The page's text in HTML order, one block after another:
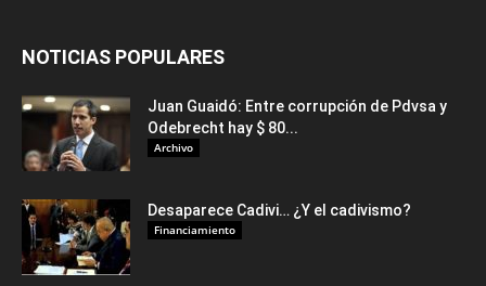
NOTICIAS POPULARES
Juan Guaidó: Entre corrupción de Pdvsa y
Odebrecht hay $ 80...
Archivo
Desaparece Cadivi… ¿Y el cadivismo?
Financiamiento